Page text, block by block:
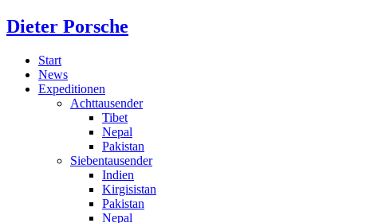
Dieter Porsche
Start
News
Expeditionen
Achttausender
Tibet
Nepal
Pakistan
Siebentausender
Indien
Kirgisistan
Pakistan
Nepal